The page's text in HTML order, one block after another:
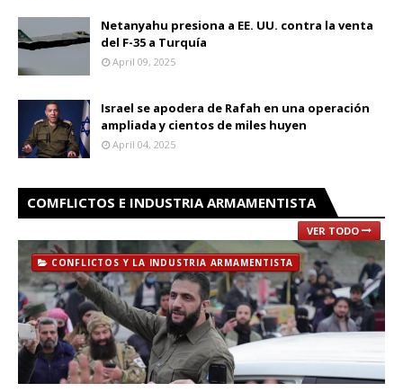
Netanyahu presiona a EE. UU. contra la venta
del F-35 a Turquía
April 09, 2025
Israel se apodera de Rafah en una operación
ampliada y cientos de miles huyen
April 04, 2025
COMFLICTOS E INDUSTRIA ARMAMENTISTA
VER TODO
CONFLICTOS Y LA INDUSTRIA ARMAMENTISTA